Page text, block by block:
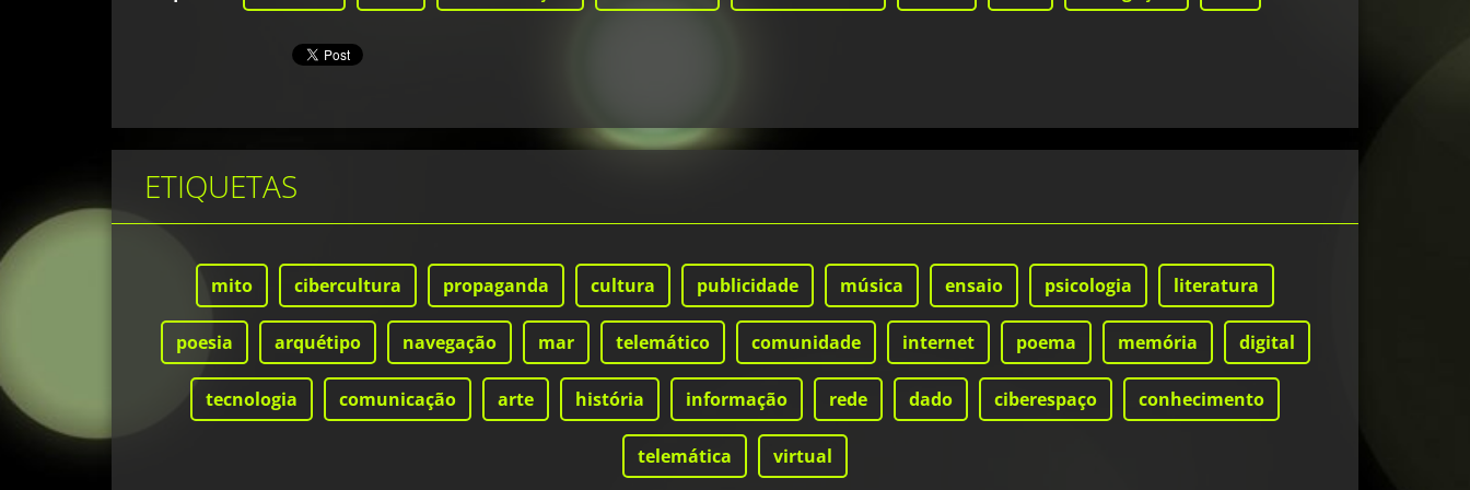
ETIQUETAS
mito cibercultura propaganda cultura publicidade música ensaio psicologia literatura
poesia arquétipo navegação mar telemático comunidade internet poema memória digital
tecnologia comunicação arte história informação rede dado ciberespaço conhecimento
telemática virtual